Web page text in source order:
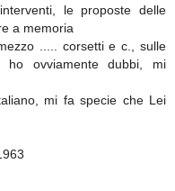
le proposte delle
a memoria
..... corsetti e c., sulle
ho ovviamente dubbi, mi
mi fa specie che Lei